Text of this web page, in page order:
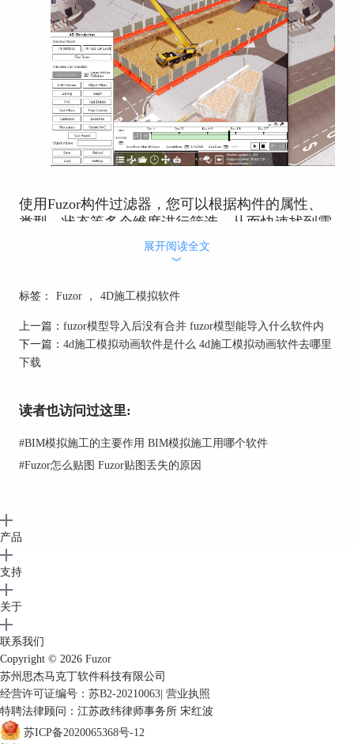
使用Fuzor构件过滤器，您可以根据构件的属性、
类型、状态等多个维度进行筛选，从而快速找到需
使用Fuzor构件过滤器非常简单。首先，您可以在
您的需求，选择合适的筛选条件，如构件的分类、
足条件的构件显示出来，帮助您快速定位到关键构
件，提升工作效率。
以下是如何使用Fuzor构件过滤器的详细步骤和注
1.打开Fuzor软件，并在界面中找到构件过滤器选
项。
2.选择您想要过滤的构件类型和属性，如材料、尺
寸等。
到具体的构件。
展开阅读全文
︾
标签： Fuzor ， 4D施工模拟软件
上一篇： fuzor模型导入后没有合并 fuzor模型能导入什么软件内
下一篇： 4d施工模拟动画软件是什么 4d施工模拟动画软件去哪里
下载
读者也访问过这里:
#BIM模拟施工的主要作用 BIM模拟施工用哪个软件
#Fuzor怎么贴图 Fuzor贴图丢失的原因
产品
支持
关于
联系我们
Copyright © 2026 Fuzor
苏州思杰马克丁软件科技有限公司
经营许可证编号：苏B2-20210063| 营业执照
特聘法律顾问：江苏政纬律师事务所 宋红波
苏ICP备2020065368号-12